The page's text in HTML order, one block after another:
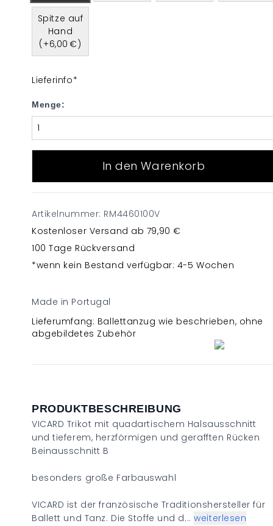
Spitze auf
Hand
(+6,00 €)
Lieferinfo*
Menge:
In den Warenkorb
Artikelnummer: RM4460100V
Kostenloser Versand ab 79,90 €
100 Tage Rückversand
*wenn kein Bestand verfügbar: 4-5 Wochen
Made in Portugal
Lieferumfang: Ballettanzug wie beschrieben, ohne
abgebildetes Zubehör
PRODUKTBESCHREIBUNG
VICARD Trikot mit quadartischem Halsausschnitt
und tieferem, herzförmigen und gerafften Rücken
Beinausschnitt B
besonders große Farbauswahl
VICARD ist der französische Traditionshersteller für
Ballett und Tanz. Die Stoffe und d...weiterlesen